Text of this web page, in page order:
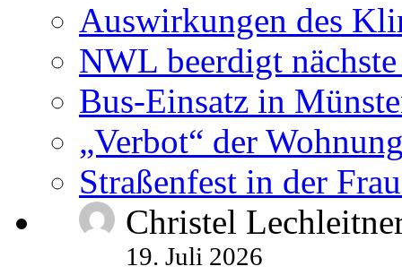
Auswirkungen des
NWL beerdigt
Bus-Einsatz in
„Verbot“ der
Straßenfest in der
Christel
19. Juli 2026